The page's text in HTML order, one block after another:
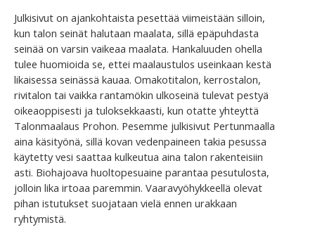
Julkisivut on ajankohtaista pesettää viimeistään silloin,
kun talon seinät halutaan maalata, sillä epäpuhdasta
seinää on varsin vaikeaa maalata. Hankaluuden ohella
tulee huomioida se, ettei maalaustulos useinkaan kestä
likaisessa seinässä kauaa. Omakotitalon, kerrostalon,
rivitalon tai vaikka rantamökin ulkoseinä tulevat pestyä
oikeaoppisesti ja tuloksekkaasti, kun otatte yhteyttä
Talonmaalaus Prohon. Pesemme julkisivut Pertunmaalla
aina käsityönä, sillä kovan vedenpaineen takia pesussa
käytetty vesi saattaa kulkeutua aina talon rakenteisiin
asti. Biohajoava huoltopesuaine parantaa pesutulosta,
jolloin lika irtoaa paremmin. Vaaravyöhykkeellä olevat
pihan istutukset suojataan vielä ennen urakkaan
ryhtymistä.